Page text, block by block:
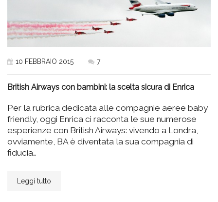
10 FEBBRAIO 2015 7
British Airways con bambini: la scelta sicura di Enrica
Per la rubrica dedicata alle compagnie aeree baby
friendly, oggi Enrica ci racconta le sue numerose
esperienze con British Airways: vivendo a Londra,
ovviamente, BA è diventata la sua compagnia di
fiducia…
Leggi tutto